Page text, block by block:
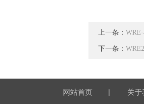
上一条：
下一条：
网站首页 | 关于